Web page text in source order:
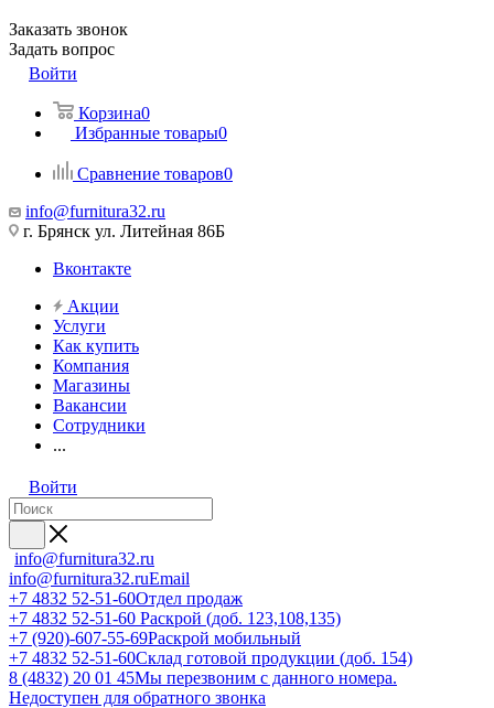
Заказать звонок
Задать вопрос
Войти
Корзина0
Избранные товары0
Сравнение товаров0
info@furnitura32.ru
г. Брянск ул. Литейная 86Б
Вконтакте
Акции
Услуги
Как купить
Компания
Магазины
Вакансии
Сотрудники
...
Войти
info@furnitura32.ru
info@furnitura32.ruEmail
+7 4832 52-51-60Отдел продаж
+7 4832 52-51-60 Раскрой (доб. 123,108,135)
+7 (920)-607-55-69Раскрой мобильный
+7 4832 52-51-60Склад готовой продукции (доб. 154)
8 (4832) 20 01 45Мы перезвоним с данного номера.
Недоступен для обратного звонка